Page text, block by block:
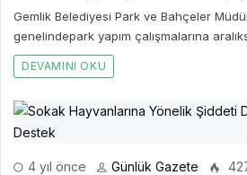
Gemlik Belediyesi Park ve Bahçeler
genelindepark yapım çalışmalarına
DEVAMINI OKU
4 yıl önce Günlük Gazete